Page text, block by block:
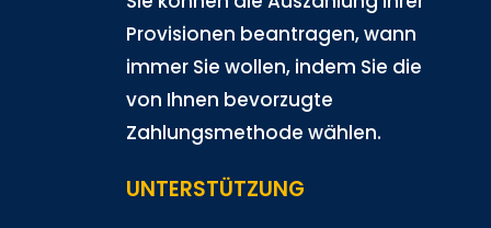
Provisionen beantragen, wann
immer Sie wollen, indem Sie die
von Ihnen bevorzugte
Zahlungsmethode wählen.
UNTERSTÜTZUNG